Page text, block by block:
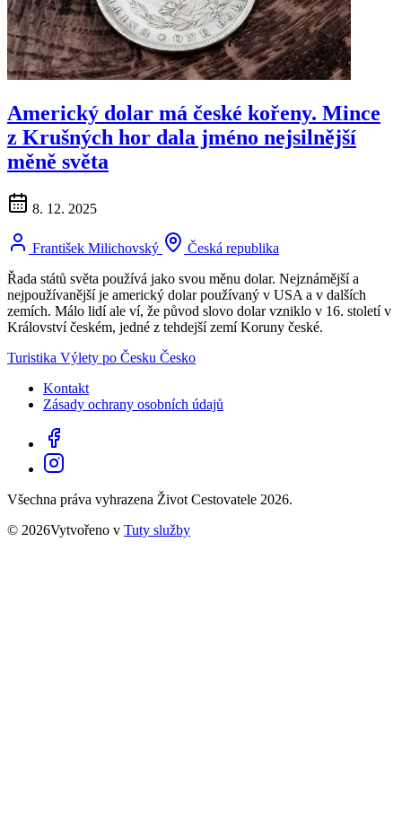
Americký dolar má české kořeny. Mince
z Krušných hor dala jméno nejsilnější
měně světa
8. 12. 2025
František Milichovský
Česká republika
Řada států světa používá jako svou měnu dolar. Nejznámější a
nejpoužívanější je americký dolar používaný v USA a v dalších
zemích. Málo lidí ale ví, že původ slovo dolar vzniklo v 16. století v
Království českém, jedné z tehdejší zemí Koruny české.
Turistika Výlety po Česku Česko
Kontakt
Zásady ochrany osobních údajů
Všechna práva vyhrazena Život Cestovatele 2026.
© 2026Vytvořeno v Tuty služby